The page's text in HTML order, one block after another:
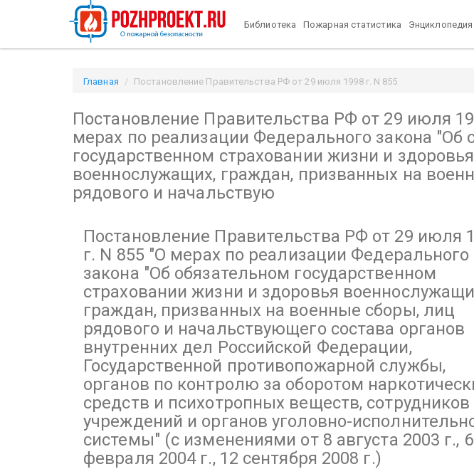
Библиотека Пожарная статистика Энциклопедия
Главная
Постановление Правительства РФ от 29 июля 1998 г. N 855
лиц рядового и начальствую / Pozhproekt.ru
Постановление Правительства РФ от 29 июля
мерах по реализации Федерального закона "Об
государственном страховании жизни и здоровья
военнослужащих, граждан, призванных на
рядового и начальствую
Постановление Правительства РФ от 29 июля
г. N 855 "О мерах по реализации Федерального
закона "Об обязательном государственном
страховании жизни и здоровья
граждан, призванных на военные сборы, лиц
рядового и начальствующего состава органов
внутренних дел Российской Федерации,
Государственной противопожарной службы,
органов по контролю за оборотом
средств и психотропных веществ, сотрудников
учреждений и органов уголовно-
системы" (с изменениями от 8 августа 2003 г., 6
февраля 2004 г., 12 сентября 2008 г.)